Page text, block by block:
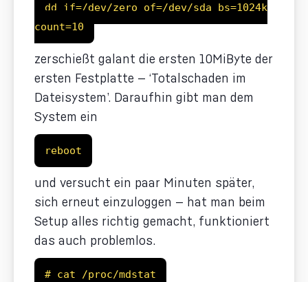
dd if=/dev/zero of=/dev/sda bs=1024k
count=10
zerschießt galant die ersten 10MiByte der
ersten Festplatte — ‘Totalschaden im
Dateisystem’. Daraufhin gibt man dem
System ein
reboot
und versucht ein paar Minuten später,
sich erneut einzuloggen — hat man beim
Setup alles richtig gemacht, funktioniert
das auch problemlos.
# cat /proc/mdstat